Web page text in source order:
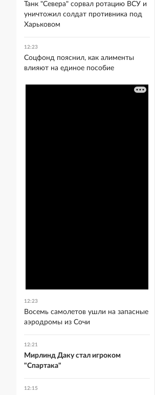
Танк "Севера" сорвал ротацию ВСУ и
уничтожил солдат противника под
Харьковом
12:23
Соцфонд пояснил, как алименты
влияют на единое пособие
12:23
Восемь самолетов ушли на запасные
аэродромы из Сочи
12:21
Мирлинд Даку стал игроком
"Спартака"
12:15